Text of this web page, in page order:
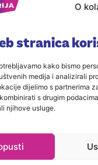
O
stranica
kako bismo
medija i analizirali
dijelimo s partnerima
s drugim
njihove usluge.
TRGOVINE